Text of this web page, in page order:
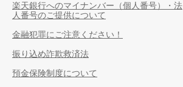
楽天銀行へのマイナンバー（個人番号）・法
人番号のご提供について
金融犯罪にご注意ください！
振り込め詐欺救済法
預金保険制度について